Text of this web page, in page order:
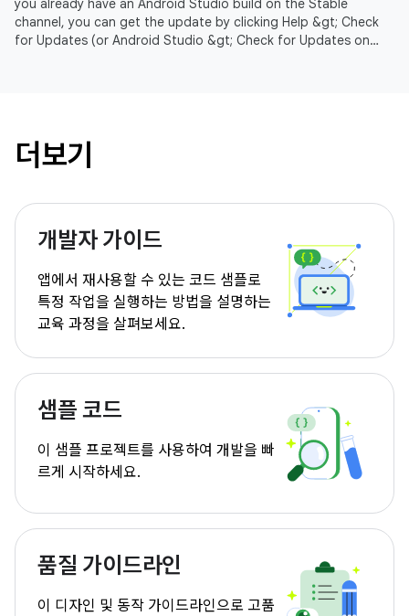
you already have an Android Studio build on the Stable
channel, you can get the update by clicking Help &gt; Check
for Updates (or Android Studio &gt; Check for Updates on
더보기
개발자 가이드
앱에서 재사용할 수 있는 코드 샘플로
특정 작업을 실행하는 방법을 설명하는
교육 과정을 살펴보세요.
샘플 코드
이 샘플 프로젝트를 사용하여 개발을 빠
르게 시작하세요.
품질 가이드라인
이 디자인 및 동작 가이드라인으로 고품